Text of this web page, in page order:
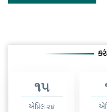
૧૫
એપ્રિલ ૨૪